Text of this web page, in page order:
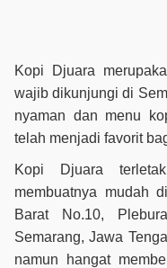
Kopi Djuara
wajib dikunjungi di
nyaman dan menu
telah menjadi favorit
Kopi Djuara
membuatnya mudah
Barat No.10,
Semarang, Jawa
namun hangat